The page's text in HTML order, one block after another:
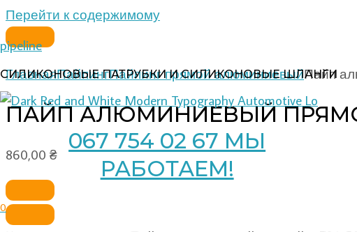
Перейти к содержимому
pipeline
СИЛИКОНОВЫЕ ПАТРУБКИ И СИЛИКОНОВЫЕ ШЛАНГИ
067 754 02 67 МЫ
РАБОТАЕМ!
0
ГлавнаяПайпингПайпинг прямой алюминиевыйПайп
ПАЙП АЛЮМИНИЕВЫЙ
860,00 ₴